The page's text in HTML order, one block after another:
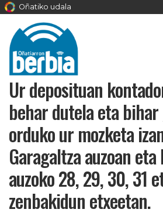
Oñatiko udala
Ur deposituan
behar dutela eta
orduko ur mozketa
Garagaltza auzoan
auzoko 28, 29, 30, 31
zenbakidun etxeetan.